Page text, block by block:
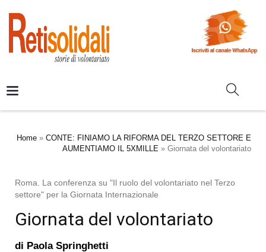
Home » CONTE: FINIAMO LA RIFORMA DEL TERZO SETTORE E
AUMENTIAMO IL 5XMILLE » Giornata del volontariato
Roma. La conferenza su "Il ruolo del volontariato nel Terzo
settore" per la Giornata Internazionale
Giornata del volontariato
di Paola Springhetti